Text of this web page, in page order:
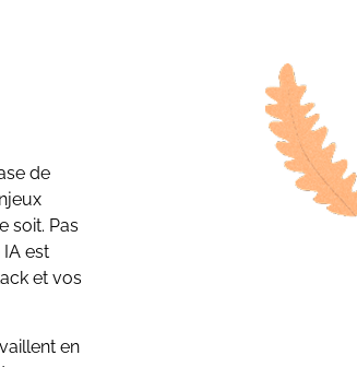
de
soit. Pas
est
et vos
en